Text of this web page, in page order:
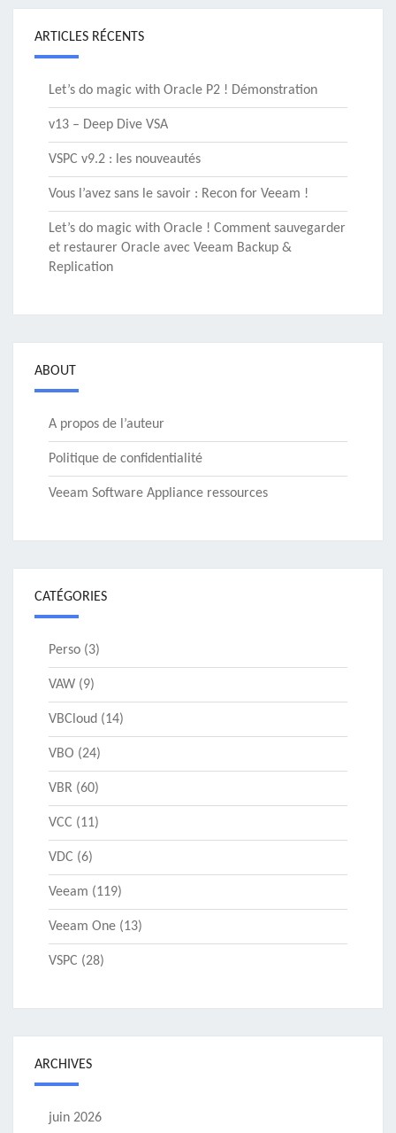
ARTICLES RÉCENTS
Let’s do magic with Oracle P2 ! Démonstration
v13 – Deep Dive VSA
VSPC v9.2 : les nouveautés
Vous l’avez sans le savoir : Recon for Veeam !
Let’s do magic with Oracle ! Comment sauvegarder
et restaurer Oracle avec Veeam Backup &
Replication
ABOUT
A propos de l’auteur
Politique de confidentialité
Veeam Software Appliance ressources
CATÉGORIES
Perso (3)
VAW (9)
VBCloud (14)
VBO (24)
VBR (60)
VCC (11)
VDC (6)
Veeam (119)
Veeam One (13)
VSPC (28)
ARCHIVES
juin 2026